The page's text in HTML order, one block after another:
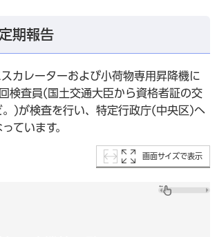
期報告
カレーターおよび小荷物専用昇降機に
検査員(国土交通大臣から資格者証の交
。)が検査を行い、特定行政庁(中央区)へ
ています。
画面サイズで表示